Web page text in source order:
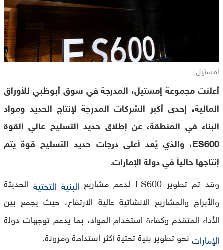
إمستيل
أعلنت مجموعة إمستيل، المدرجة في سوق أبوظبي للأوراق
المالية، إحدى أكبر الشركات المدرجة لإنتاج الحديد ومواد
البناء في المنطقة، عن إطلاق حديد التسليح عالي القوة
ES600، والذي يُعد أعلى درجات حديد التسليح قوةً يتم
إنتاجها حالياً في دولة الإمارات.
وقد تم تطوير ES600 لدعم مشاريع البنية التحتية الحديثة
والأبراج والمشاريع الإنشائية عالية الارتفاع، حيث يجمع بين
الأداء المتقدم وكفاءة استخدام المواد، بما يدعم توجهات دولة
الإماراتنحو تطوير بنية تحتية أكثر استدامة ومرونة.